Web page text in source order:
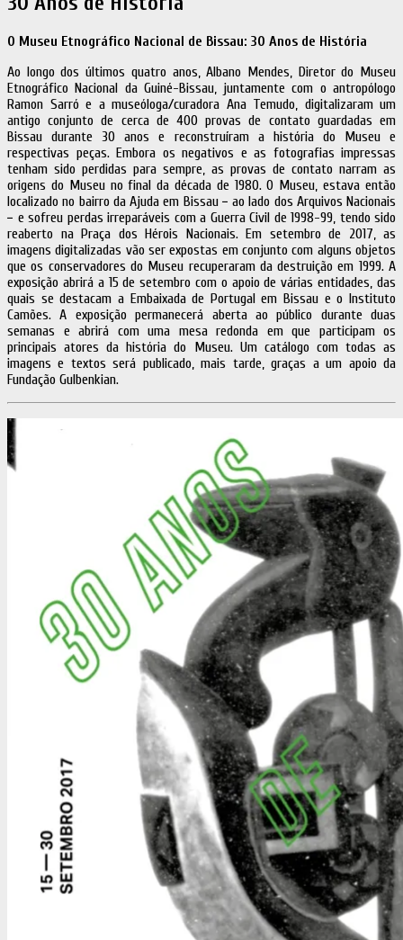
O Museu Etnográfico Nacional de Bissau: 30 Anos de História
Ao longo dos últimos quatro anos, Albano Mendes, Diretor do Museu
Etnográfico Nacional da Guiné-Bissau, juntamente com o antropólogo
Ramon Sarró e a museóloga/curadora Ana Temudo, digitalizaram um
antigo conjunto de cerca de 400 provas de contato guardadas em
Bissau durante 30 anos e reconstruíram a história do Museu e
respectivas peças. Embora os negativos e as fotografias impressas
tenham sido perdidas para sempre, as provas de contato narram as
origens do Museu no final da década de 1980. O Museu, estava então
localizado no bairro da Ajuda em Bissau − ao lado dos Arquivos Nacionais
− e sofreu perdas irreparáveis ​​com a Guerra Civil de 1998-99, tendo sido
reaberto na Praça dos Hérois Nacionais. Em setembro de 2017, as
imagens digitalizadas vão ser expostas em conjunto com alguns objetos
que os conservadores do Museu recuperaram da destruição em 1999. A
exposição abrirá a 15 de setembro com o apoio de várias entidades, das
quais se destacam a Embaixada de Portugal em Bissau e o Instituto
Camões. A exposição permanecerá aberta ao público durante duas
semanas e abrirá com uma mesa redonda em que participam os
principais atores da história do Museu. Um catálogo com todas as
imagens e textos será publicado, mais tarde, graças a um apoio da
Fundação Gulbenkian.